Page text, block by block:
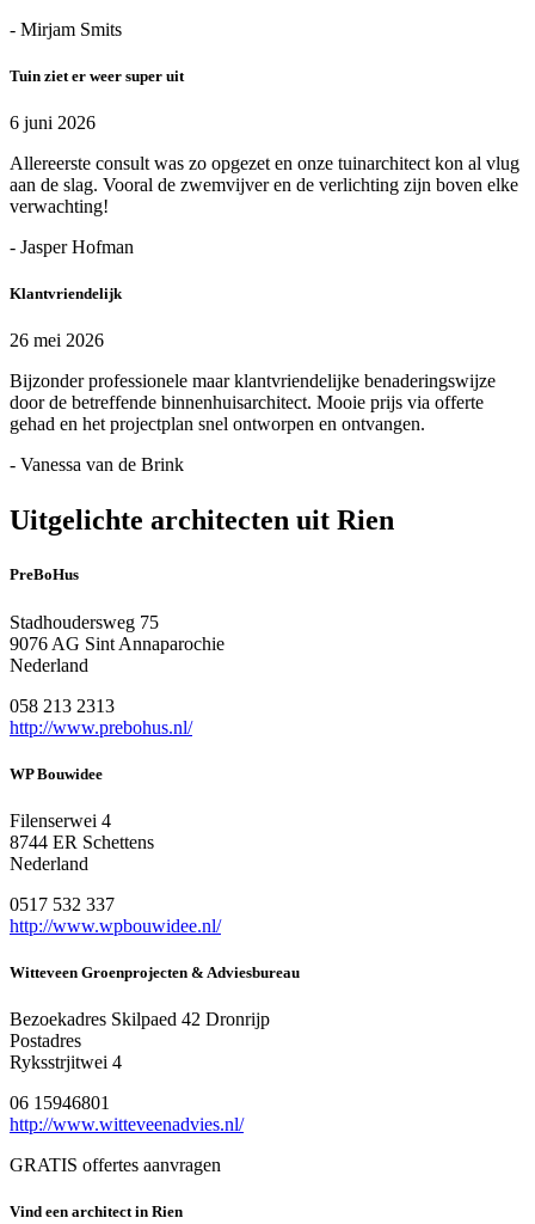
- Mirjam Smits
Tuin ziet er weer super uit
6 juni 2026
Allereerste consult was zo opgezet en onze tuinarchitect kon al vlug
aan de slag. Vooral de zwemvijver en de verlichting zijn boven elke
verwachting!
- Jasper Hofman
Klantvriendelijk
26 mei 2026
Bijzonder professionele maar klantvriendelijke benaderingswijze
door de betreffende binnenhuisarchitect. Mooie prijs via offerte
gehad en het projectplan snel ontworpen en ontvangen.
- Vanessa van de Brink
Uitgelichte architecten uit Rien
PreBoHus
Stadhoudersweg 75
9076 AG Sint Annaparochie
Nederland
058 213 2313
http://www.prebohus.nl/
WP Bouwidee
Filenserwei 4
8744 ER Schettens
Nederland
0517 532 337
http://www.wpbouwidee.nl/
Witteveen Groenprojecten & Adviesbureau
Bezoekadres Skilpaed 42 Dronrijp
Postadres
Ryksstrjitwei 4
06 15946801
http://www.witteveenadvies.nl/
GRATIS offertes aanvragen
Vind een architect in Rien